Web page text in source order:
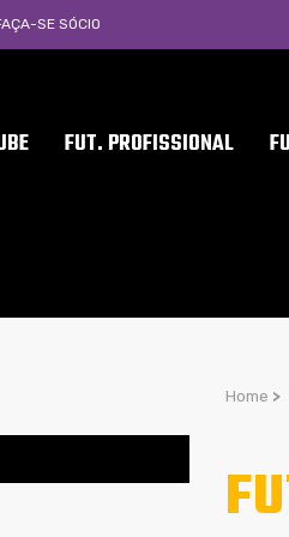
SE SÓCIO
FUT. PROFISSIONAL
Home >